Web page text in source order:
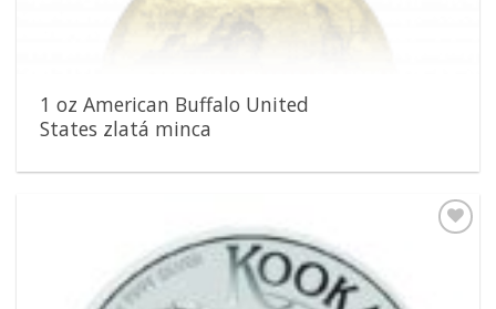
1 oz American Buffalo United
States zlatá minca